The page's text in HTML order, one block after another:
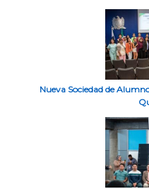
Nueva Sociedad de